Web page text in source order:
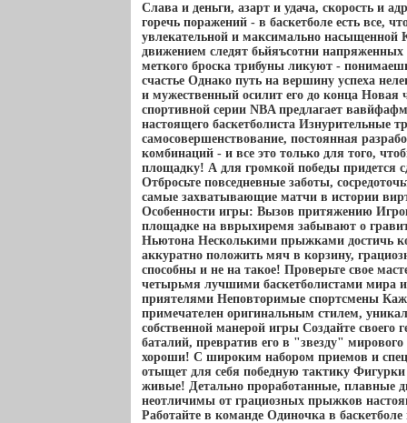
Слава и деньги, азарт и удача, скорость и
горечь поражений - в баскетболе есть все,
увлекательной и максимально
движением следят бьйяъсотни напряженных
меткого броска трибуны ликуют -
счастье Однако путь на вершину успеха
и мужественный осилит его до конца Новая
спортивной серии NBA предлагает
настоящего баскетболиста Изнурительные
самосовершенствование, постоянная
комбинаций - и все это только для того,
площадку! А для громкой победы придется
Отбросьте повседневные заботы,
самые захватывающие матчи в истории
Особенности игры: Вызов притяжению
площадке на вврыхиремя забывают о
Ньютона Несколькими прыжками достичь
аккуратно положить мяч в корзину,
способны и не на такое! Проверьте свое
четырьмя лучшими баскетболистами мира
приятелями Неповторимые спортсмены
примечателен оригинальным стилем,
собственной манерой игры Создайте своего
баталий, превратив его в "звезду" мирового
хороши! С широким набором приемов и
отыщет для себя победную тактику
живые! Детально проработанные, плавные
неотличимы от грациозных прыжков
Работайте в команде Одиночка в баскетболе